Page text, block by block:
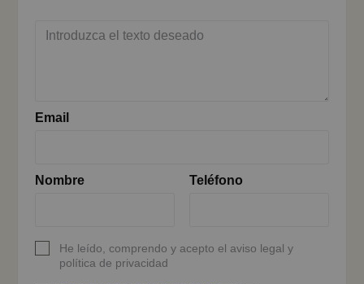
Email
Nombre Teléfono
He leído, comprendo y acepto el aviso legal y
política de privacidad